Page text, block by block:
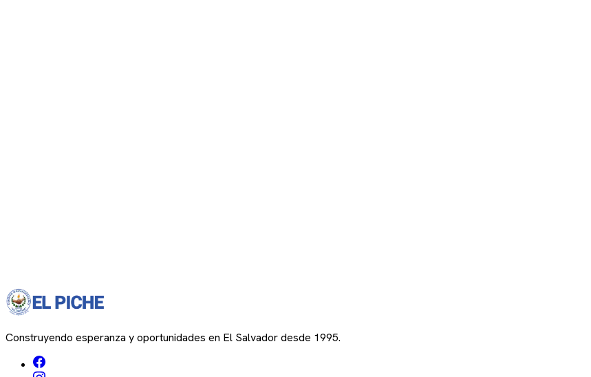
Construyendo esperanza y oportunidades en El Salvador desde 1995.